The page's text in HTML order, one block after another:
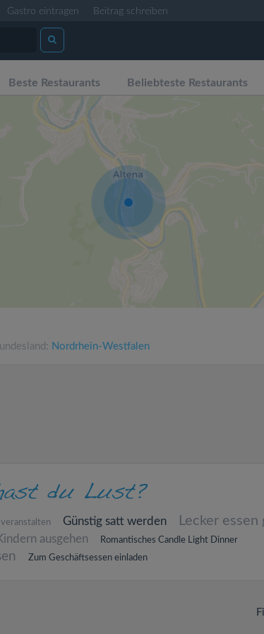
Gastro eintragen Beitrag schreiben
Beste Restaurants Beliebteste Restaurants
Nordrhein-Westfalen
veranstalten Günstig satt werden
Lecker essen
ausgehen Romantisches Candle Light Dinner
Zum Geschäftsessen einladen